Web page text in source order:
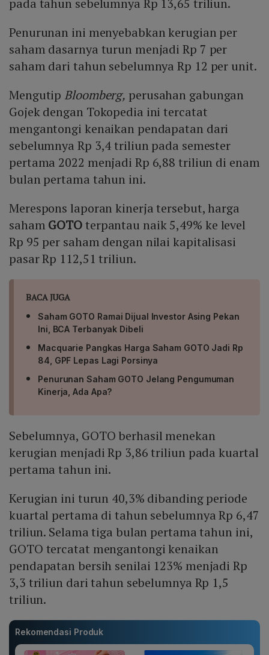
pada tahun sebelumnya Rp 13,65 triliun.
Penurunan ini menyebabkan kerugian per
saham dasarnya turun menjadi Rp 7 per
saham dari tahun sebelumnya Rp 12 per unit.
Mengutip Bloomberg, perusahan gabungan
Gojek dengan Tokopedia ini tercatat
mengantongi kenaikan pendapatan dari
sebelumnya Rp 3,4 triliun pada semester
pertama 2022 menjadi Rp 6,88 triliun di enam
bulan pertama tahun ini.
Merespons laporan kinerja tersebut, harga
saham GOTOterpantau naik 5,49% ke level
Rp 95 per saham dengan nilai kapitalisasi
pasar Rp 112,51 triliun.
BACA JUGA
Saham GOTO Ramai Dijual Investor Asing Pekan
Ini, BCA Terbanyak Dibeli
Macquarie Pangkas Harga Saham GOTO Jadi Rp
84, GPF Lepas Lagi Porsinya
Penurunan Saham GOTO Jelang Pengumuman
Kinerja, Ada Apa?
Sebelumnya, GOTO berhasil menekan
kerugian menjadi Rp 3,86 triliun pada kuartal
pertama tahun ini.
Kerugian ini turun 40,3% dibanding periode
kuartal pertama di tahun sebelumnya Rp 6,47
triliun. Selama tiga bulan pertama tahun ini,
GOTO tercatat mengantongi kenaikan
pendapatan bersih senilai 123% menjadi Rp
3,3 triliun dari tahun sebelumnya Rp 1,5
triliun.
Rekomendasi Produk